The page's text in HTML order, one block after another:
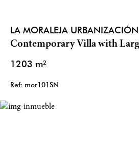
LA MORALEJA URBANIZACIÓN
Contemporary Villa with
1203 m²
Ref: mor101SN